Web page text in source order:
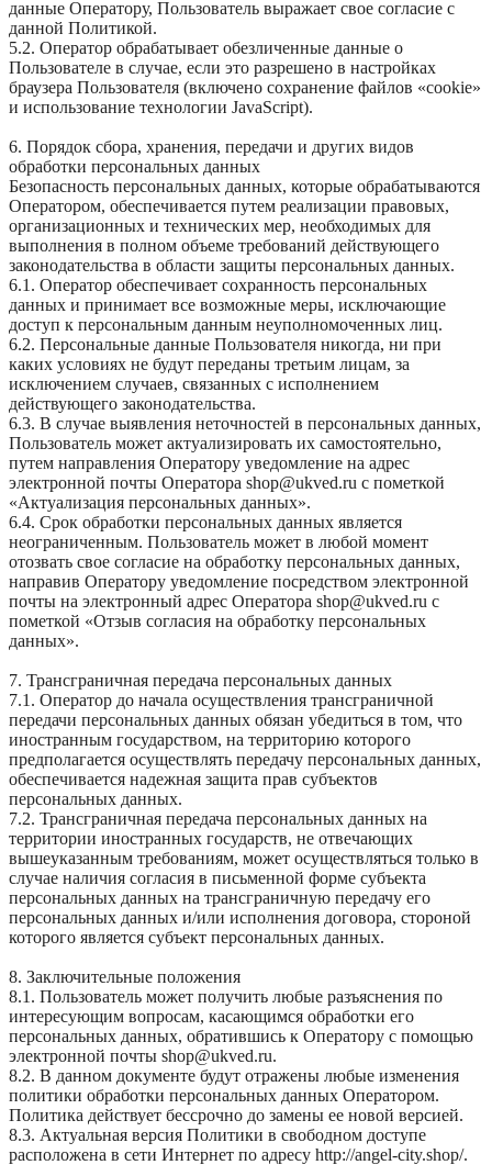
данные Оператору, Пользователь выражает свое согласие с
данной Политикой.
5.2. Оператор обрабатывает обезличенные данные о
Пользователе в случае, если это разрешено в настройках
браузера Пользователя (включено сохранение файлов «cookie»
и использование технологии JavaScript).
6. Порядок сбора, хранения, передачи и других видов
обработки персональных данных
Безопасность персональных данных, которые обрабатываются
Оператором, обеспечивается путем реализации правовых,
организационных и технических мер, необходимых для
выполнения в полном объеме требований действующего
законодательства в области защиты персональных данных.
6.1. Оператор обеспечивает сохранность персональных
данных и принимает все возможные меры, исключающие
доступ к персональным данным неуполномоченных лиц.
6.2. Персональные данные Пользователя никогда, ни при
каких условиях не будут переданы третьим лицам, за
исключением случаев, связанных с исполнением
действующего законодательства.
6.3. В случае выявления неточностей в персональных данных,
Пользователь может актуализировать их самостоятельно,
путем направления Оператору уведомление на адрес
электронной почты Оператора shop@ukved.ru с пометкой
«Актуализация персональных данных».
6.4. Срок обработки персональных данных является
неограниченным. Пользователь может в любой момент
отозвать свое согласие на обработку персональных данных,
направив Оператору уведомление посредством электронной
почты на электронный адрес Оператора shop@ukved.ru с
пометкой «Отзыв согласия на обработку персональных
данных».
7. Трансграничная передача персональных данных
7.1. Оператор до начала осуществления трансграничной
передачи персональных данных обязан убедиться в том, что
иностранным государством, на территорию которого
предполагается осуществлять передачу персональных данных,
обеспечивается надежная защита прав субъектов
персональных данных.
7.2. Трансграничная передача персональных данных на
территории иностранных государств, не отвечающих
вышеуказанным требованиям, может осуществляться только в
случае наличия согласия в письменной форме субъекта
персональных данных на трансграничную передачу его
персональных данных и/или исполнения договора, стороной
которого является субъект персональных данных.
8. Заключительные положения
8.1. Пользователь может получить любые разъяснения по
интересующим вопросам, касающимся обработки его
персональных данных, обратившись к Оператору с помощью
электронной почты shop@ukved.ru.
8.2. В данном документе будут отражены любые изменения
политики обработки персональных данных Оператором.
Политика действует бессрочно до замены ее новой версией.
8.3. Актуальная версия Политики в свободном доступе
расположена в сети Интернет по адресу http://angel-city.shop/.